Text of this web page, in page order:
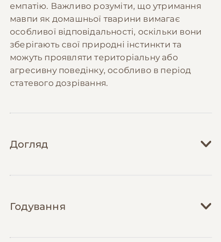
емпатію. Важливо розуміти, що утримання
мавпи як домашньої тварини вимагає
особливої відповідальності, оскільки вони
зберігають свої природні інстинкти та
можуть проявляти територіальну або
агресивну поведінку, особливо в період
статевого дозрівання.
Догляд
спеціальних умов утримання та постійної
уваги. Необхідно забезпечити просторий
Годування